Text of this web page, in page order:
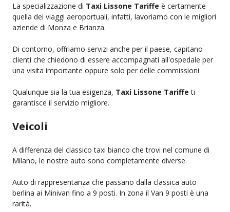
La specializzazione di Taxi Lissone Tariffe è certamente
quella dei viaggi aeroportuali, infatti, lavoriamo con le migliori
aziende di Monza e Brianza.
Di contorno, offriamo servizi anche per il paese, capitano
clienti che chiedono di essere accompagnati all'ospedale per
una visita importante oppure solo per delle commissioni
Qualunque sia la tua esigenza, Taxi Lissone Tariffe ti
garantisce il servizio migliore.
Veicoli
A differenza del classico taxi bianco che trovi nel comune di
Milano, le nostre auto sono completamente diverse.
Auto di rappresentanza che passano dalla classica auto
berlina ai Minivan fino a 9 posti. In zona il Van 9 posti è una
rarità.